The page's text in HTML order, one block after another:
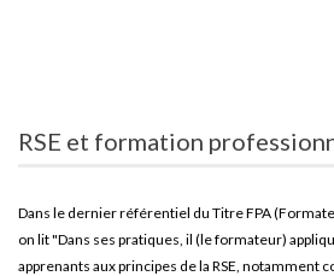
RSE et formation
Dans le dernier référentiel du Titre FPA
on lit "Dans ses pratiques, il (le formateur)
apprenants aux principes de la RSE, notamment